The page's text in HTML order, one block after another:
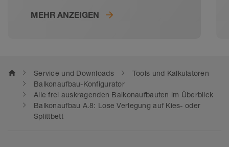
durchdachtem Belagsaufbau sorgt
im Verbund über die Randprofile
bis zur Entwässerungsrinne – bei
unseren Systemlösungen für
Balkone und Terrassen passt alles
zusammen. Für Neubau und
MEHR ANZEIGEN
home Service und Downloads
Tools und Kalkulatoren
Balkonaufbau-Konfigurator
Alle frei auskragenden Balkonaufbauten im Überblick
Balkonaufbau A.8: Lose Verlegung auf Kies- oder
Splittbett